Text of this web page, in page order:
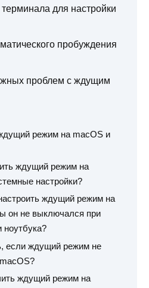
для настройки
пробуждения
проблем с ждущим
режим на macOS и
ждущий режим на
настройки?
ждущий режим на
он не выключался при
ноутбука?
если ждущий режим не
ждущий режим на